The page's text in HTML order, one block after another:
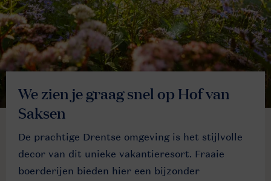
We zien je graag snel op Hof van
Saksen
De prachtige Drentse omgeving is het stijlvolle
decor van dit unieke vakantieresort. Fraaie
boerderijen bieden hier een bijzonder